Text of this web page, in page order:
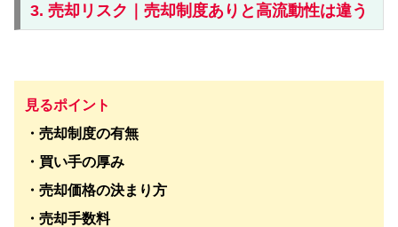
3. 売却リスク｜売却制度ありと高流動性は違う
見るポイント
・売却制度の有無
・買い手の厚み
・売却価格の決まり方
・売却手数料